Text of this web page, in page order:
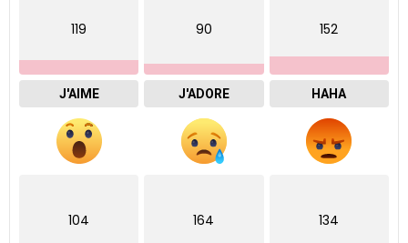
119
J'AIME
90
J'ADORE
152
HAHA
104 164 134